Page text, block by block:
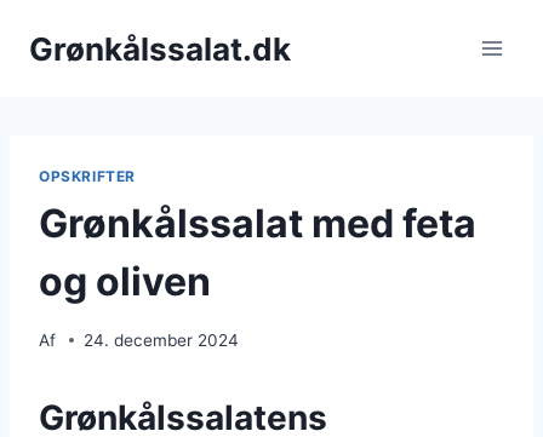
Grønkålssalat.dk
OPSKRIFTER
Grønkålssalat med feta
og oliven
Af 24. december 2024
Grønkålssalatens